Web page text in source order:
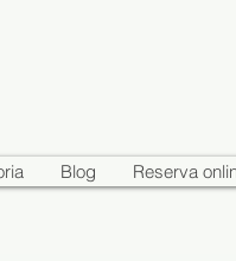
Blog Reserva